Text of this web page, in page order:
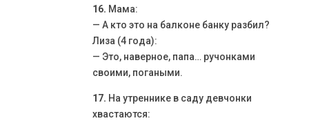
16. Мама:
— А кто это на балконе банку разбил?
Лиза (4 года):
— Это, наверное, папа… ручонками
своими, погаными.
17. На утреннике в саду девчонки
хвастаются: